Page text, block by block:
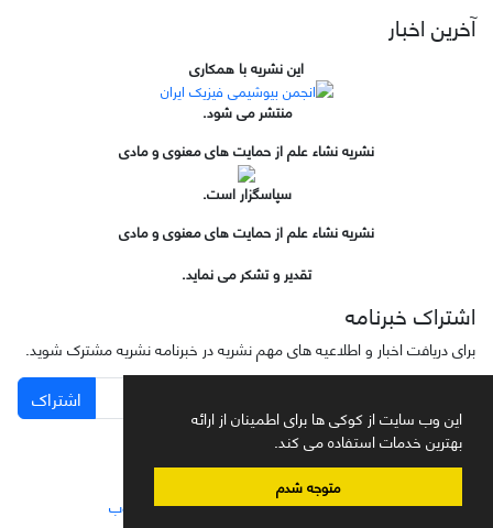
این وب سایت از کوکی ها برای اطمینان از ارائه
بهترین خدمات استفاده می کند.
متوجه شدم
آخرین اخبار
این نشریه با همکاری
منتشر می شود.
نشریه نشاء علم از حمایت های معنوی و مادی
سپاسگزار است.
نشریه نشاء علم از حمایت های معنوی و مادی
تقدیر و تشکر می نماید.
اشتراک خبرنامه
برای دریافت اخبار و اطلاعیه های مهم نشریه در خبرنامه نشریه مشترک شوید.
اشتراک
سامانه مدیریت نشریات علمی.طراحی و پیاده سازی ازسیناوب